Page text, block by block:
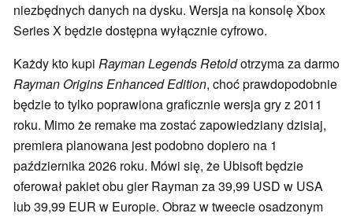
niezbędnych danych na dysku. Wersja na konsolę Xbox
Series X będzie dostępna wyłącznie cyfrowo.
Każdy kto kupi Rayman Legends Retoldotrzyma za darmo
Rayman Origins Enhanced Edition, choć prawdopodobnie
będzie to tylko poprawiona graficznie wersja gry z 2011
roku. Mimo że remake ma zostać zapowiedziany dzisiaj,
premiera planowana jest podobno dopiero na 1
października 2026 roku. Mówi się, że Ubisoft będzie
oferował pakiet obu gier Rayman za 39,99 USD w USA
lub 39,99 EUR w Europie. Obraz w tweecie osadzonym